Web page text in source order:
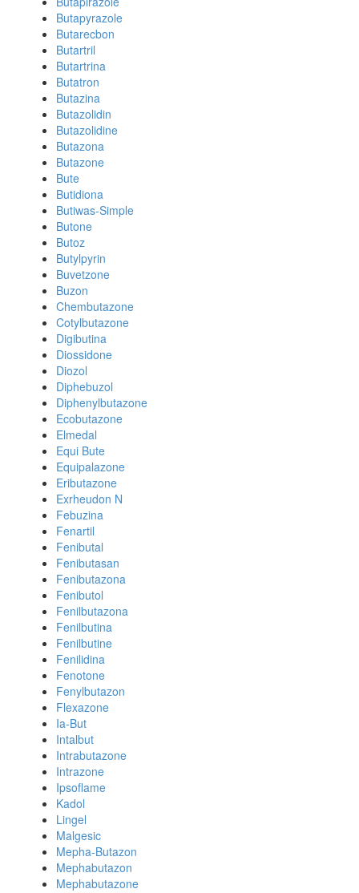
Butapyrazole
Butarecbon
Butartril
Butartrina
Butatron
Butazina
Butazolidin
Butazolidine
Butazona
Butazone
Bute
Butidiona
Butiwas-Simple
Butone
Butoz
Butylpyrin
Buvetzone
Buzon
Chembutazone
Cotylbutazone
Digibutina
Diossidone
Diozol
Diphebuzol
Diphenylbutazone
Ecobutazone
Elmedal
Equi Bute
Equipalazone
Eributazone
Exrheudon N
Febuzina
Fenartil
Fenibutal
Fenibutasan
Fenibutazona
Fenibutol
Fenilbutazona
Fenilbutina
Fenilbutine
Fenilidina
Fenotone
Fenylbutazon
Flexazone
Ia-But
Intalbut
Intrabutazone
Intrazone
Ipsoflame
Kadol
Lingel
Malgesic
Mepha-Butazon
Mephabutazon
Mephabutazone